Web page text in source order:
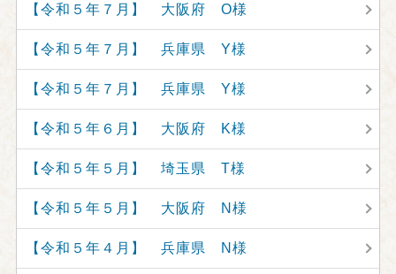
【令和５年７月】 大阪府 O様
【令和５年７月】 兵庫県 Y様
【令和５年７月】 兵庫県 Y様
【令和５年６月】 大阪府 K様
【令和５年５月】 埼玉県 T様
【令和５年５月】 大阪府 N様
【令和５年４月】 兵庫県 N様